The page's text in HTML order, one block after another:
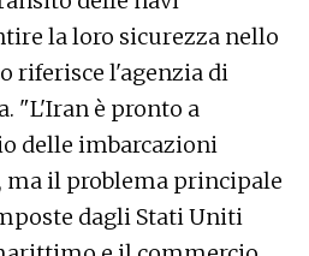
la loro sicurezza nello
riferisce l'agenzia di
"L'Iran è pronto a
delle imbarcazioni
ma il problema principale
dagli Stati Uniti